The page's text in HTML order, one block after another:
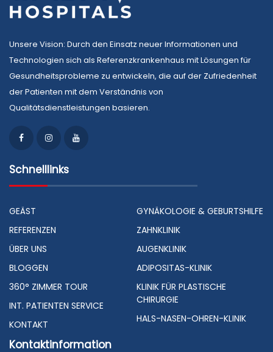
Unsere Vision: Durch den Einsatz neuer Informationen und
Technologien sich als Referenzkrankenhaus mit Lösungen für
Gesundheitsprobleme zu entwickeln, die auf der Zufriedenheit
der Patienten mit dem Verständnis von
Qualitätsdienstleistungen basieren.
Schnelllinks
GEÄST
REFERENZEN
ÜBER UNS
BLOGGEN
360° ZIMMER TOUR
INT. PATIENTEN SERVICE
KONTAKT
GYNÄKOLOGIE & GEBURTSHILFE
ZAHNKLINIK
AUGENKLINIK
ADIPOSITAS-KLINIK
KLINIK FÜR PLASTISCHE
CHIRURGIE
HALS-NASEN-OHREN-KLINIK
Kontaktinformation